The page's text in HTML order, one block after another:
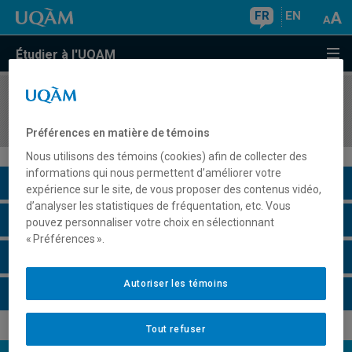
FR EN
Étudier à l'UQAM
COURS//
Description du cours
Horaire - Été 2026
Préférences en matière de témoins
Nous utilisons des témoins (cookies) afin de collecter des
informations qui nous permettent d’améliorer votre
expérience sur le site, de vous proposer des contenus vidéo,
d’analyser les statistiques de fréquentation, etc. Vous
pouvez personnaliser votre choix en sélectionnant
« Préférences ».
Tout refuser
Autoriser les témoins